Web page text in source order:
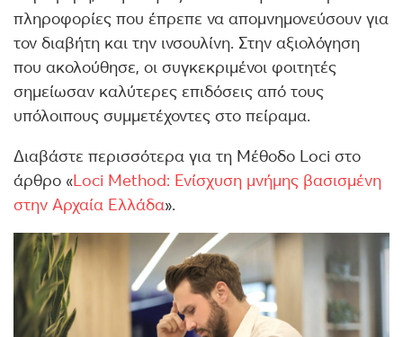
πληροφορίες που έπρεπε να απομνημονεύσουν για
τον διαβήτη και την ινσουλίνη. Στην αξιολόγηση
που ακολούθησε, οι συγκεκριμένοι φοιτητές
σημείωσαν καλύτερες επιδόσεις από τους
υπόλοιπους συμμετέχοντες στο πείραμα.
Διαβάστε περισσότερα για τη Μέθοδο Loci στο
άρθρο «Loci Method: Ενίσχυση μνήμης βασισμένη
στην Αρχαία Ελλάδα».